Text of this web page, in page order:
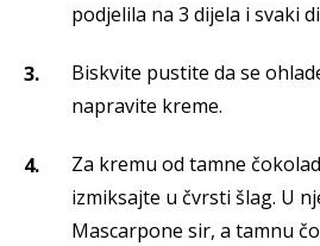
podjelila na 3 dijela i svaki
Biskvite pustite da se
napravite kreme.
Za kremu od tamne
izmiksajte u čvrsti šlag. U
Mascarpone sir, a tamnu